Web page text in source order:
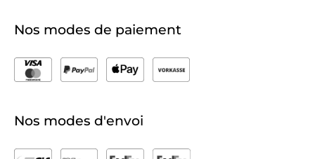
Nos modes de paiement
Nos modes d'envoi